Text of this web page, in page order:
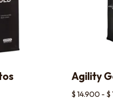
Agility
$ 14.900 - $